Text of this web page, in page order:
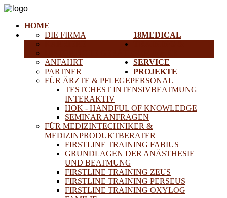
HOME
18MEDICAL
DIE FIRMA
ANFAHRT
PARTNER
FÜR ÄRZTE & PFLEGEPERSONAL
TESTCHEST INTENSIVBEATMUNG
INTERAKTIV
HOK - HANDFUL OF KNOWLEDGE
SEMINAR ANFRAGEN
FÜR MEDIZINTECHNIKER &
MEDIZINPRODUKTBERATER
FIRSTLINE TRAINING FABIUS
GRUNDLAGEN DER ANÄSTHESIE
UND BEATMUNG
FIRSTLINE TRAINING ZEUS
FIRSTLINE TRAINING PERSEUS
FIRSTLINE TRAINING OXYLOG
SERVICE
PROJEKTE